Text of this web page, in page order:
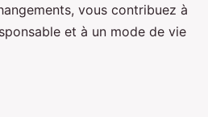
vous contribuez à
et à un mode de vie